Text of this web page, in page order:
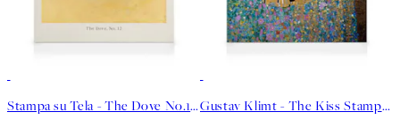
Stampa su Tela - The Dove No.12 by Hilma af Klint Gustav Klimt - The Kiss Stampa su Tela